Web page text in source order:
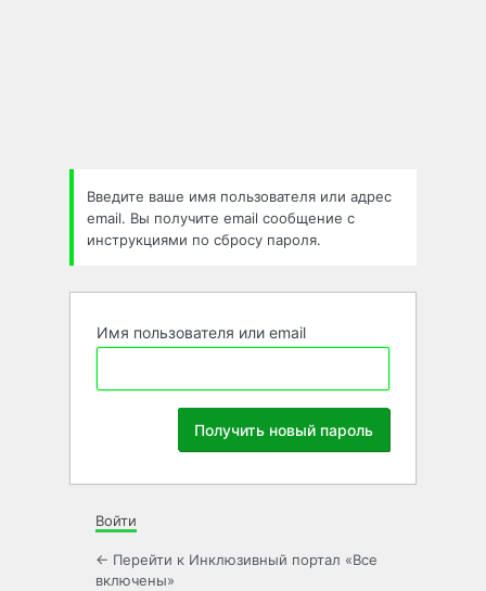
Введите ваше имя пользователя или адрес
email. Вы получите email сообщение с
инструкциями по сбросу пароля.
Имя пользователя или email
Войти
← Перейти к Инклюзивный портал «Все
включены»